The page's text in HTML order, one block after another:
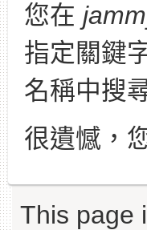
您在
指定關鍵
名稱中搜
很遺憾，
This page